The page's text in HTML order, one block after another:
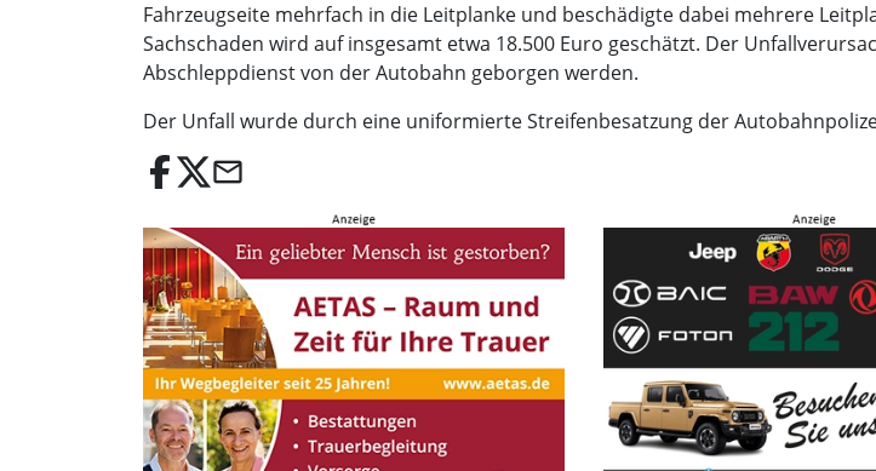
Fahrzeugseite mehrfach in die Leitplanke und beschädigte dabei mehrere
Sachschaden wird auf insgesamt etwa 18.500 Euro geschätzt. Der
Abschleppdienst von der Autobahn geborgen werden.
Der Unfall wurde durch eine uniformierte Streifenbesatzung der
email